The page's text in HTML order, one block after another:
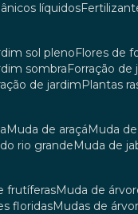
líquidos
sol pleno
flores de
sombra
forração
de jardim
plantas
muda de araçá muda
do rio grande
muda de
frutíferas
muda de
floridas
mudas de